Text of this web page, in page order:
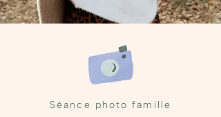
Séance photo famille